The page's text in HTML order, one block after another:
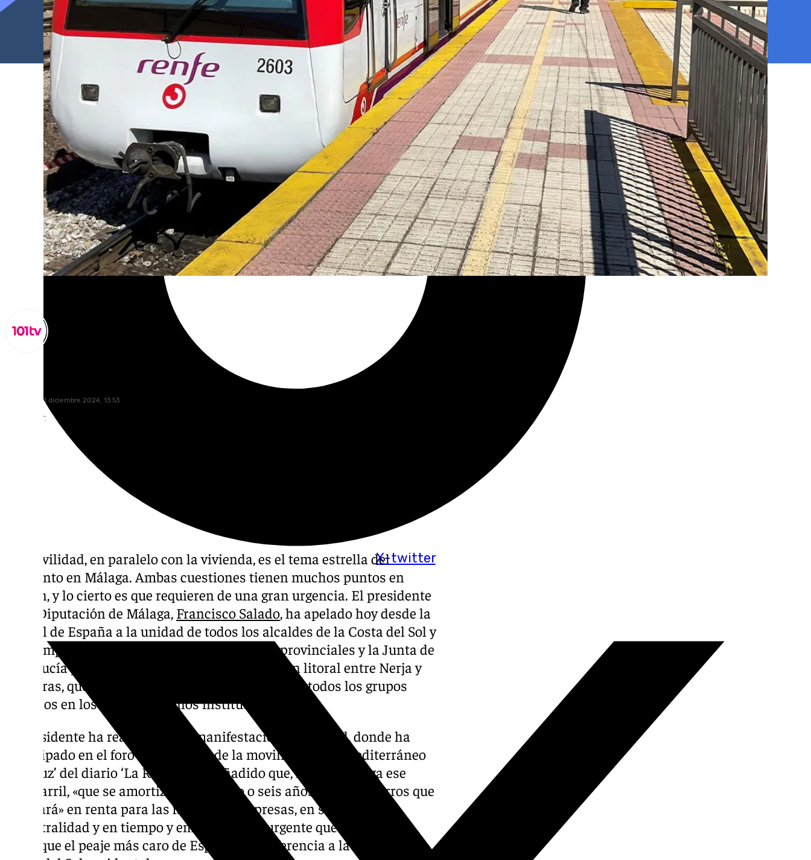
X-twitter
miércoles, 11 diciembre 2024, 13:53
Compartir:
La movilidad, en paralelo con la vivienda, es el tema estrella del
momento en Málaga. Ambas cuestiones tienen muchos puntos en
común, y lo cierto es que requieren de una gran urgencia. El presidente
de la Diputación de Málaga, Francisco Salado, ha apelado hoy desde la
capital de España a la unidad de todos los alcaldes de la Costa del Sol y
del Campo de Gibraltar, las dos diputaciones provinciales y la Junta de
Andalucía para legitimar la reclamación del tren litoral entre Nerja y
Algeciras, que ha contado con el voto favorable de todos los grupos
políticos en los distintos plenos institucionales.
El presidente ha realizado esta manifestación en Madrid, donde ha
participado en el foro ‘El gran reto de la movilidad en el Mediterráneo
andaluz’ del diario ‘La Razón’, y ha añadido que, mientras llega ese
ferrocarril, «que se amortizaría en cinco o seis años por los ahorros que
generará» en renta para las familias y empresas, en seguridad y
siniestralidad y en tiempo y emisiones; «es urgente que se libere o
bonifique el peaje más caro de España», en referencia a la AP-7 de la